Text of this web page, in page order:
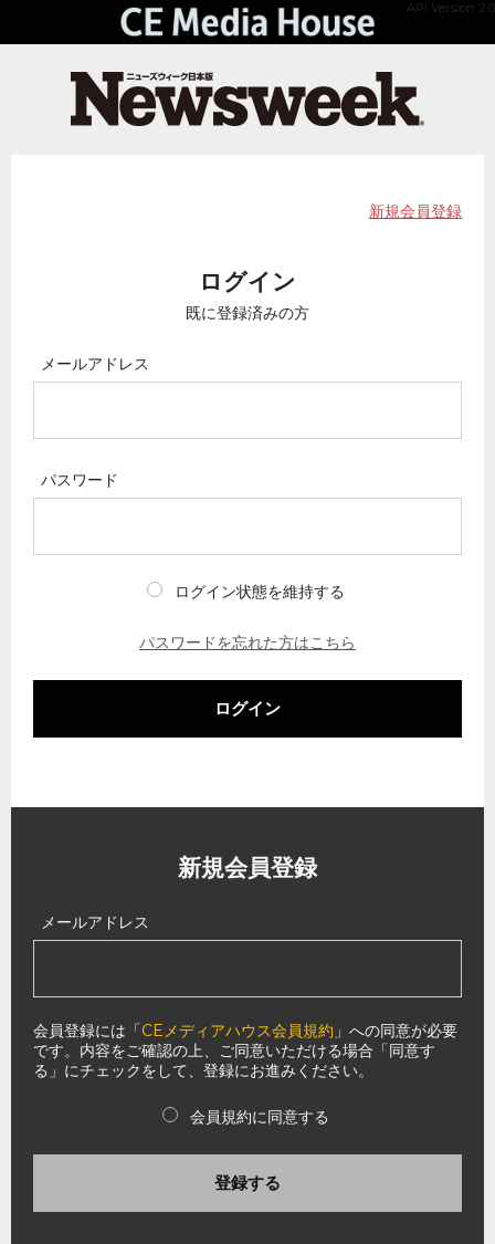
API Version 2.0
新規会員登録
ログイン
既に登録済みの方
メールアドレス
パスワード
ログイン状態を維持する
パスワードを忘れた方はこちら
ログイン
新規会員登録
メールアドレス
会員登録には「CEメディアハウス会員規約 」への同意が必要
です。内容をご確認の上、ご同意いただける場合「同意す
る」にチェックをして、登録にお進みください。
会員規約に同意する
登録する